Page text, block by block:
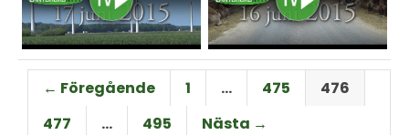
← Föregående 1 … 475
476
477
… 495 Nästa →